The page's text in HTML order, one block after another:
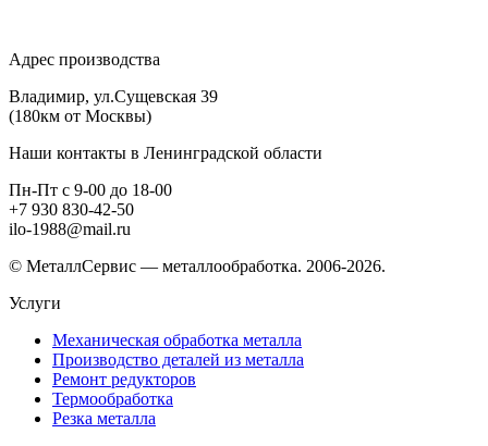
Адрес производства
Владимир, ул.Сущевская 39
(180км от Москвы)
Наши контакты в Ленинградской области
Пн-Пт с 9-00 до 18-00
+7 930 830-42-50
ilo-1988@mail.ru
© МеталлСервис — металлообработка. 2006-2026.
Услуги
Механическая обработка металла
Производство деталей из металла
Ремонт редукторов
Термообработка
Резка металла